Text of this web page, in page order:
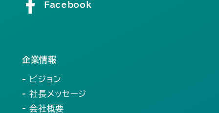
Facebook
企業情報
- ビジョン
- 社長メッセージ
- 会社概要